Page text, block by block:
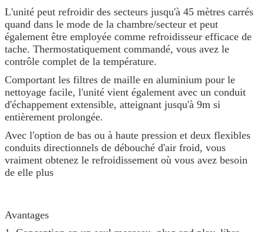
L'unité peut refroidir des secteurs jusqu'à 45 mètres carrés
quand dans le mode de la chambre/secteur et peut
également être employée comme refroidisseur efficace de
tache. Thermostatiquement commandé, vous avez le
contrôle complet de la température.
Comportant les filtres de maille en aluminium pour le
nettoyage facile, l'unité vient également avec un conduit
d'échappement extensible, atteignant jusqu'à 9m si
entièrement prolongée.
Avec l'option de bas ou à haute pression et deux flexibles
conduits directionnels de débouché d'air froid, vous
vraiment obtenez le refroidissement où vous avez besoin
de elle plus
Avantages